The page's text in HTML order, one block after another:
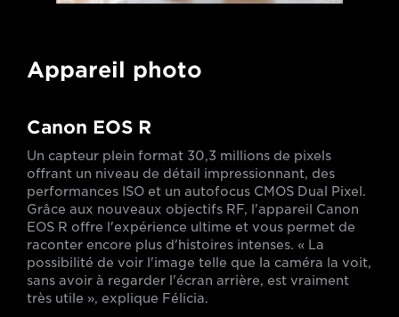
Appareil photo
Canon EOS R
Un capteur plein format 30,3 millions de pixels
offrant un niveau de détail impressionnant, des
performances ISO et un autofocus CMOS Dual Pixel.
Grâce aux nouveaux objectifs RF, l'appareil Canon
EOS R offre l'expérience ultime et vous permet de
raconter encore plus d'histoires intenses. « La
possibilité de voir l'image telle que la caméra la voit,
sans avoir à regarder l'écran arrière, est vraiment
très utile », explique Félicia.